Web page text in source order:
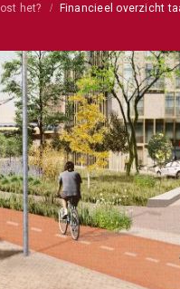
het? Financieel overzicht